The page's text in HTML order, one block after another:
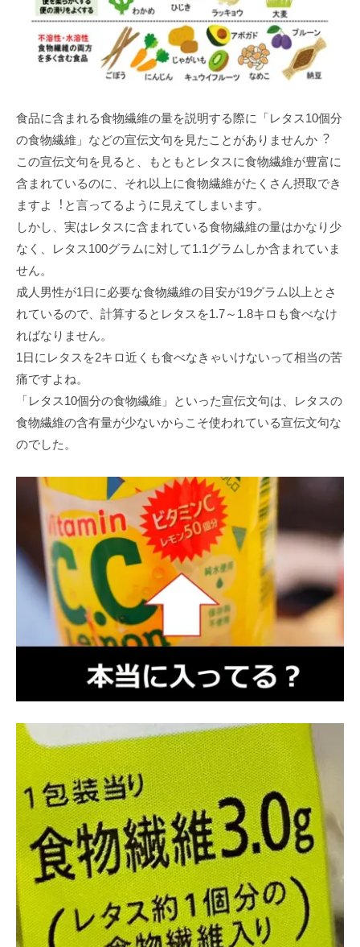
⾷品に含まれる⾷物繊維の量を説明する際に「レタス10個分
の⾷物繊維」などの宣伝⽂句を⾒たことがありませんか︖
この宣伝⽂句を⾒ると、もともとレタスに⾷物繊維が豊富に
含まれているのに、それ以上に⾷物繊維がたくさん摂取でき
ますよ︕と⾔ってるように⾒えてしまいます。
しかし、実はレタスに含まれている⾷物繊維の量はかなり少
なく、レタス100グラムに対して1.1グラムしか含まれていま
せん。
成⼈男性が1⽇に必要な⾷物繊維の⽬安が19グラム以上とさ
れているので、計算するとレタスを1.7～1.8キロも⾷べなけ
ればなりません。
1⽇にレタスを2キロ近くも⾷べなきゃいけないって相当の苦
痛ですよね。
「レタス10個分の⾷物繊維」といった宣伝⽂句は、レタスの
⾷物繊維の含有量が少ないからこそ使われている宣伝⽂句な
のでした。